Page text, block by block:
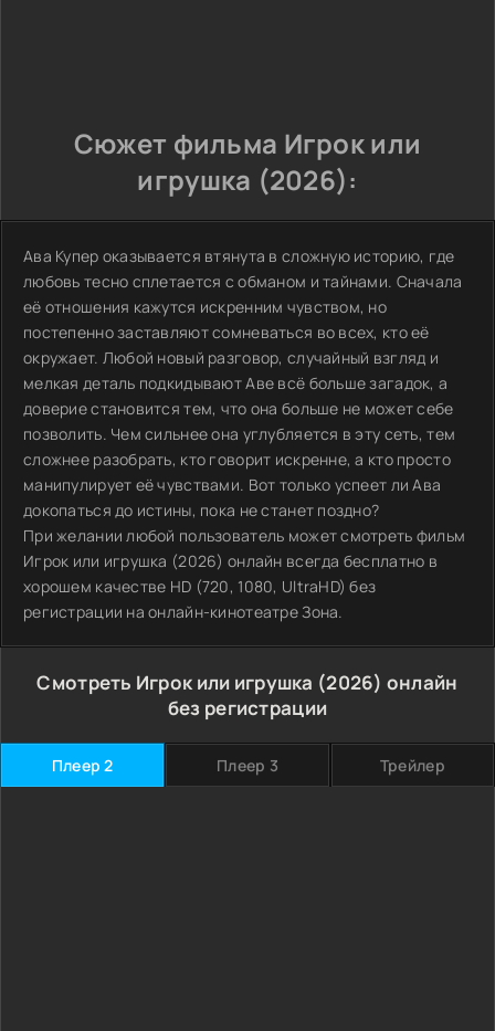
Сюжет фильма Игрок или
игрушка (2026):
Ава Купер оказывается втянута в сложную историю, где
любовь тесно сплетается с обманом и тайнами. Сначала
её отношения кажутся искренним чувством, но
постепенно заставляют сомневаться во всех, кто её
окружает. Любой новый разговор, случайный взгляд и
мелкая деталь подкидывают Аве всё больше загадок, а
доверие становится тем, что она больше не может себе
позволить. Чем сильнее она углубляется в эту сеть, тем
сложнее разобрать, кто говорит искренне, а кто просто
манипулирует её чувствами. Вот только успеет ли Ава
докопаться до истины, пока не станет поздно?
При желании любой пользователь может смотреть фильм
Игрок или игрушка (2026) онлайн всегда бесплатно в
хорошем качестве HD (720, 1080, UltraHD) без
регистрации на онлайн-кинотеатре Зона.
Смотреть Игрок или игрушка (2026) онлайн
без регистрации
Плеер 2 Плеер 3 Трейлер